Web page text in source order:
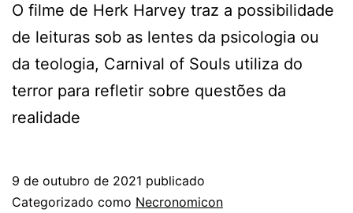
O filme de Herk Harvey traz a possibilidade
de leituras sob as lentes da psicologia ou
da teologia, Carnival of Souls utiliza do
terror para refletir sobre questões da
realidade
9 de outubro de 2021 publicado
Categorizado como Necronomicon